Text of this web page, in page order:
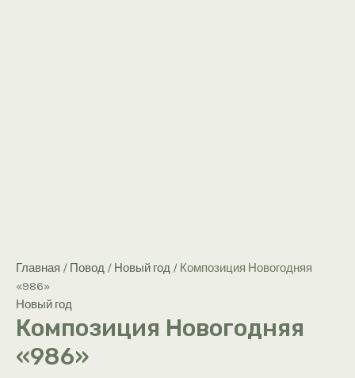
Главная / Повод / Новый год / Композиция Новогодняя
«986»
Новый год
Композиция Новогодняя
«986»